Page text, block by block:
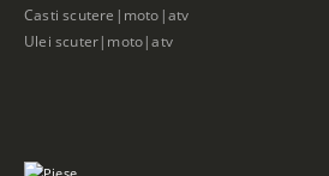
Casti scutere|moto|atv
Ulei scuter|moto|atv